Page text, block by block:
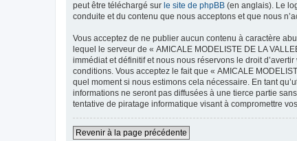
peut être téléchargé sur le site de phpBB (en anglais). Le
conduite et du contenu que nous acceptons et que nous
Vous acceptez de ne publier aucun contenu à caractère
lequel le serveur de « AMICALE MODELISTE DE LA
immédiat et définitif et nous nous réservons le droit
conditions. Vous acceptez le fait que « AMICALE
quel moment si nous estimons cela nécessaire. En tant
informations ne seront pas diffusées à une tierce partie
tentative de piratage informatique visant à compromettre
Revenir à la page précédente